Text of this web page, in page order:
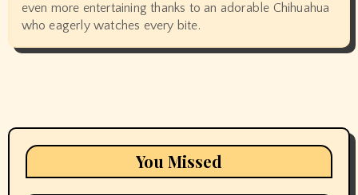
even more entertaining thanks to an adorable Chihuahua
who eagerly watches every bite.
You Missed